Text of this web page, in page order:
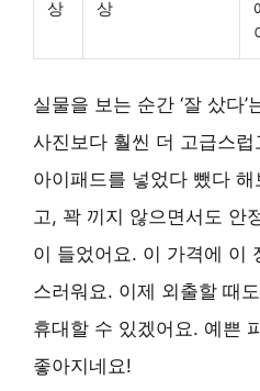
상
상
실물을 보는 순간 ‘잘 샀다
사진보다 훨씬 더 고급스
아이패드를 넣었다 뺐다
고, 꽉 끼지 않으면서도 안
이 들었어요. 이 가격에 이
스러워요. 이제 외출할 때
휴대할 수 있겠어요. 예쁜
좋아지네요!